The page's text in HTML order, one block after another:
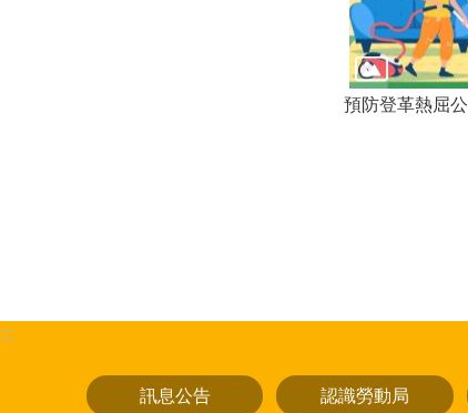
預防登革熱屈
:::
訊息公告 認識勞動局